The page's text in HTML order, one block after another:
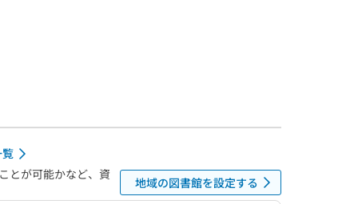
とが可能かなど、資
地域の図書館を設定する